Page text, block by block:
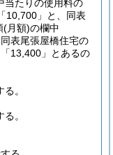
当たりの使用料の
10,700」と、同表
(月額)の欄中
表尾張屋橋住宅の
13,400」とあるの
。
。